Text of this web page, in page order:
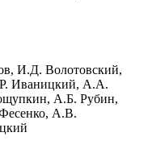
И.Д. Волотовский,
Иваницкий, А.А.
А.Б. Рубин,
А.В.